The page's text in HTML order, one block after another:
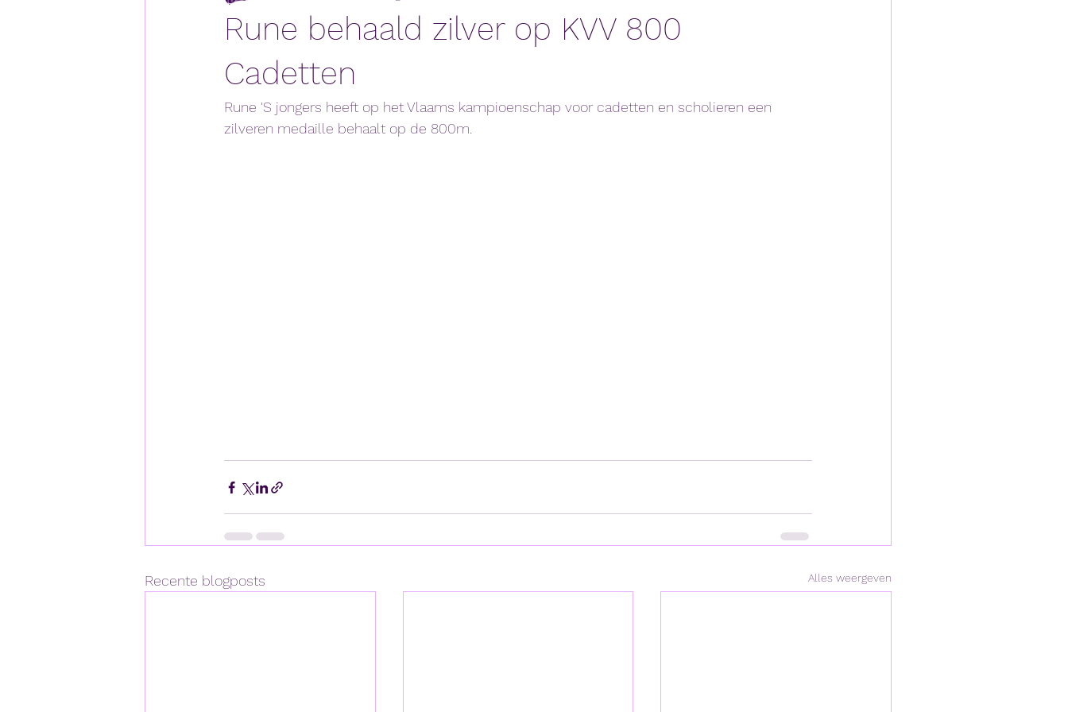
Rune behaald zilver op KVV 800
Cadetten
Rune 'S jongers heeft op het Vlaams kampioenschap voor cadetten en scholieren een
zilveren medaille behaalt op de 800m.
Recente blogposts Alles weergeven